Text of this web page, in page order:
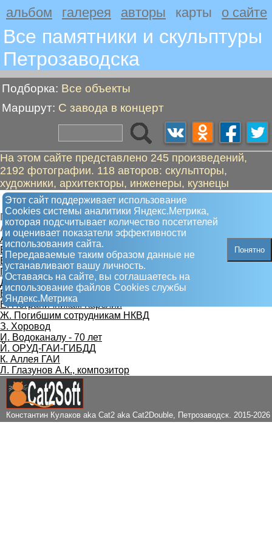
альбом галерея авторы карты о сайте
Все памятники и скульптуры
Петрозаводскa
Подборка: Все объекты
Маршрут: С завода в концерт
На этом сайте представлено 245 произведений,
2192 фотографии. 118 авторов: скульпторы,
художники, архитекторы, инженеры, кузнецы
Этот сайт поддерживает использование
Сookies системы аналитики Яндекс.Метрика,
которая подсчитывает количество посетителей
и оценивает показатели эффективности
использования сайта.
Передаваемые таким образом данные не
устанавливают вашу личность.
Оставаясь на сайте, вы соглашаетесь на
использование файлов Сookies службы
Яндекс.Метрика
Понятно
С завода в концерт
Пешком от "Петрозаводскмашу - 50 лет" до "Глазунов
А.К., композитор"
А. Петрозаводскмашу - 50 лет
Б. Зайцев В.М., танкист
В. Мелентьева М.В., партизанка
Г. Лисицына А.М., партизанка
Д. Жуков Г.К., маршал
Е. Птица-счастье
Ё. Пограничникам Карелии
Ж. Погибшим сотрудникам НКВД
З. Хоровод
И. Водоканалу - 70 лет
Й. ОРУД-ГАИ-ГИБДД
К. Аллея ГАИ
Л. Глазунов А.К., композитор
Константин Кулаков aka Cat2 aka Cat2Double, Петрозаводск. 2015-2026